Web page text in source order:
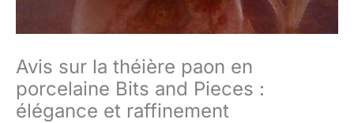
Avis sur la théière paon en
porcelaine Bits and Pieces :
élégance et raffinement